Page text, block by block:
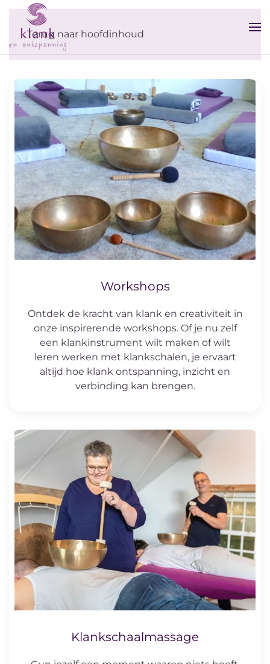
Terug naar hoofdinhoud
Workshops
Ontdek de kracht van klank en creativiteit in
onze inspirerende workshops. Of je nu zelf
een klankinstrument wilt maken of wilt
leren werken met klankschalen, je ervaart
altijd hoe klank ontspanning, inzicht en
verbinding kan brengen.
Klankschaalmassage